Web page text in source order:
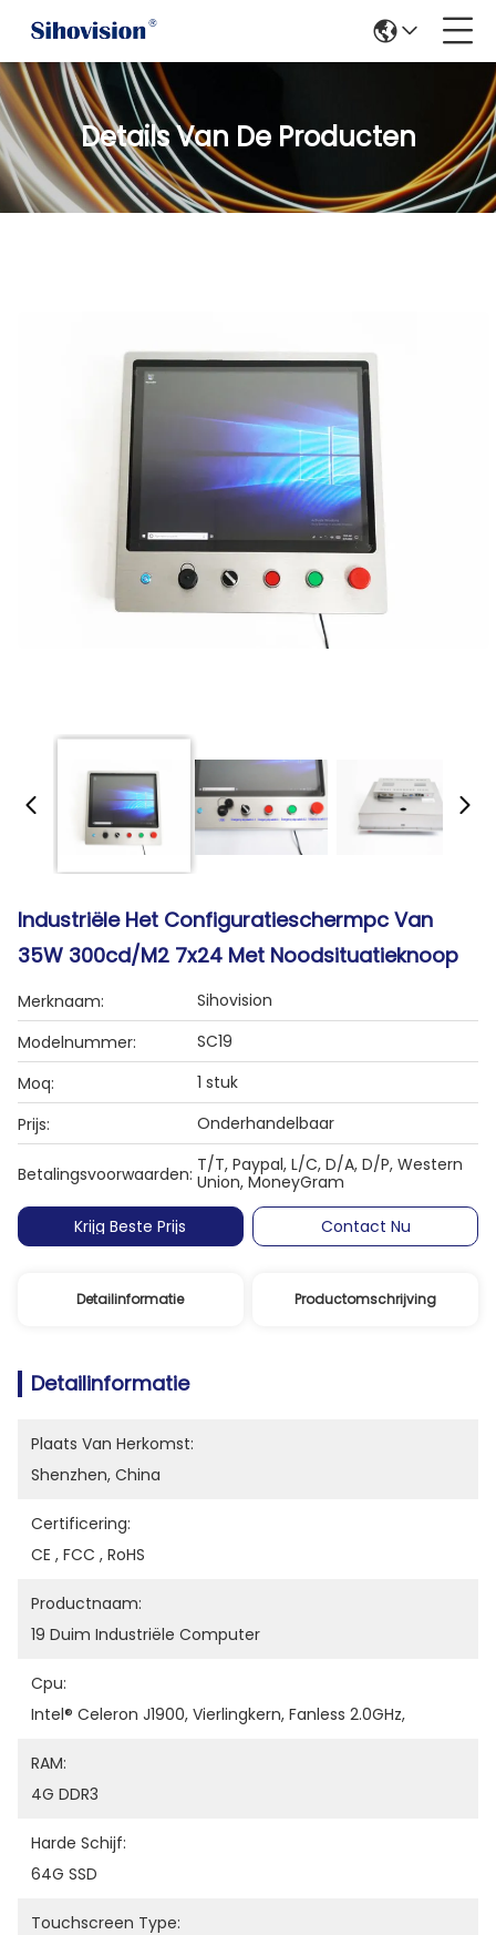
Details Van De Producten
Industriële Het Configuratieschermpc Van
35W 300cd/m2 7x24 Met Noodsituatieknoop
Merknaam:
Sihovision
Modelnummer:
SC19
Moq:
1 stuk
Prijs:
Onderhandelbaar
Betalingsvoorwaarden: T/T, Paypal, L/C, D/A, D/P, Western
Union, MoneyGram
Krijg Beste Prijs
Contact Nu
Detailinformatie Productomschrijving
Detailinformatie
Plaats Van Herkomst:
Shenzhen, China
Certificering:
CE , FCC , RoHS
Productnaam:
19 Duim Industriële Computer
Cpu:
Intel® Celeron J1900, Vierlingkern, Fanless 2.0GHz,
RAM:
4G DDR3
Harde Schijf:
64G SSD
Touchscreen Type: